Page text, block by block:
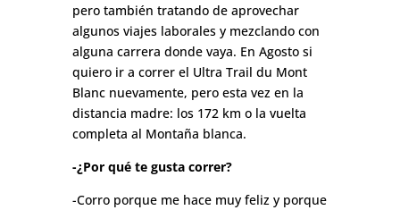
pero también tratando de aprovechar
algunos viajes laborales y mezclando con
alguna carrera donde vaya. En Agosto si
quiero ir a correr el Ultra Trail du Mont
Blanc nuevamente, pero esta vez en la
distancia madre: los 172 km o la vuelta
completa al Montaña blanca.
-¿Por qué te gusta correr?
-Corro porque me hace muy feliz y porque